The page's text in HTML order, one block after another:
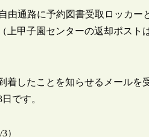
由通路に予約図書受取ロッカー
上甲子園センターの返却ポスト
着したことを知らせるメールを
です。
）